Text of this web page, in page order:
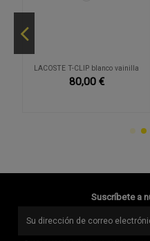
LACOSTE T-CLIP blanco vainilla
80,00 €
Suscríbete a